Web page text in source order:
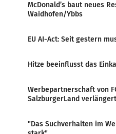
McDonald’s baut neues
Waidhofen/Ybbs
EU AI-Act: Seit gestern
Hitze beeinflusst das
Werbepartnerschaft von
SalzburgerLand verlängert
"Das Suchverhalten im